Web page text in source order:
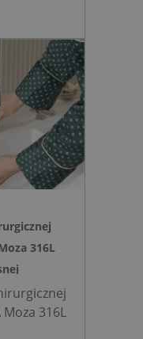
w
316L
Moza 316L